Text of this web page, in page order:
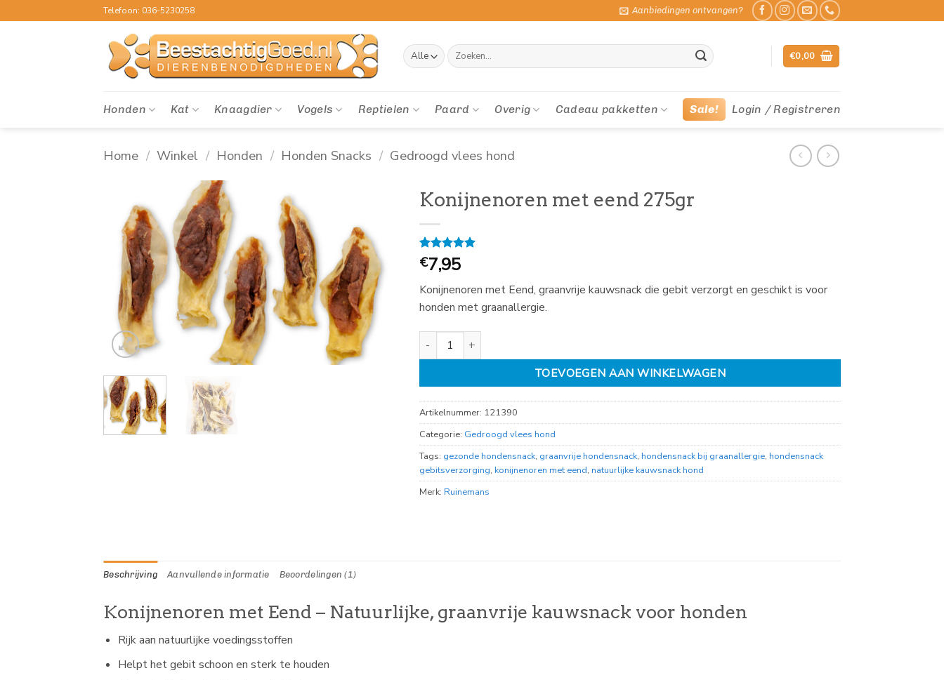
naar
Telefoon: 036-5230258 Aanbiedingen ontvangen?
Zoeken
naar:
€0,00
Honden Kat Knaagdier Vogels Reptielen Paard Overig Cadeau pakketten Sale! Login / Registreren
Home / Winkel / Honden / Honden Snacks / Gedroogd vlees hond
Konijnenoren met eend 275gr
Gewaardeerd
5op 5
op
1
klantbeoordeling
€7,95
Konijnenoren met Eend, graanvrije kauwsnack die gebit verzorgt en geschikt is voor
honden met graanallergie.
Konijnenoren met eend 275gr aantal
TOEVOEGEN AAN WINKELWAGEN
Artikelnummer: 121390
Categorie: Gedroogd vlees hond
Tags: gezonde hondensnack, graanvrije hondensnack, hondensnack bij graanallergie, hondensnack
gebitsverzorging, konijnenoren met eend, natuurlijke kauwsnack hond
Merk: Ruinemans
Beschrijving Aanvullende informatie Beoordelingen (1)
Konijnenoren met Eend – Natuurlijke, graanvrije kauwsnack voor honden
Rijk aan natuurlijke voedingsstoffen
Helpt het gebit schoon en sterk te houden